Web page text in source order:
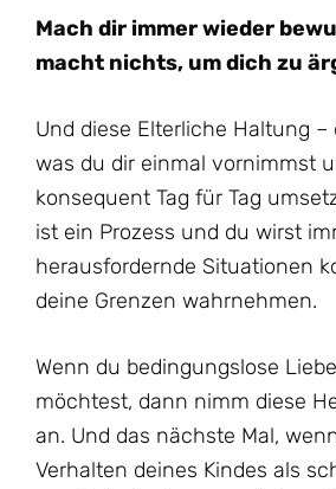
Mach dir immer wieder
macht nichts, um dich zu
Und diese Elterliche Haltung
was du dir einmal vornimmst
konsequent Tag für Tag
ist ein Prozess und du wirst
herausfordernde Situationen
deine Grenzen wahrnehmen.
Wenn du bedingungslose
möchtest, dann nimm diese
an. Und das nächste Mal,
Verhalten deines Kindes als